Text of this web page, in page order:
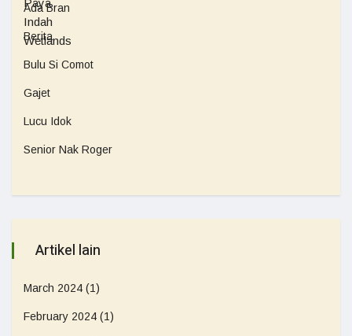
Ada Bran
Berita
Bulu Si Comot
Gajet
Lucu Idok
Senior Nak Roger
Artikel lain
March 2024 (1)
February 2024 (1)